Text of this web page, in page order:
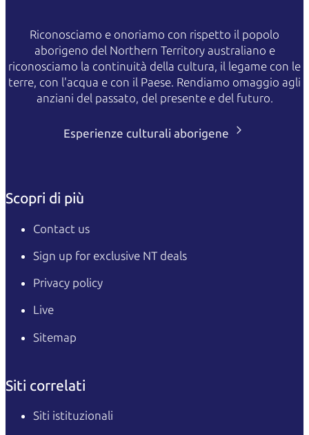
Riconosciamo e onoriamo con rispetto il popolo
aborigeno del Northern Territory australiano e
riconosciamo la continuità della cultura, il legame con le
terre, con l'acqua e con il Paese. Rendiamo omaggio agli
anziani del passato, del presente e del futuro.
Esperienze culturali aborigene
Scopri di più
Contact us
Sign up for exclusive NT deals
Privacy policy
Live
Sitemap
Siti correlati
Siti istituzionali